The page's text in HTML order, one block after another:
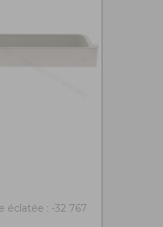
éclatée : -32 767